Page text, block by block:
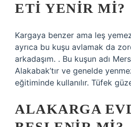
ETI YENIR MI?
Kargaya benzer ama leş
ayrıca bu kuşu avlamak da
arkadaşım. . Bu kuşun adı
Alakabak’tır ve genelde
eğitiminde kullanılır. Tüfek
ALAKARGA